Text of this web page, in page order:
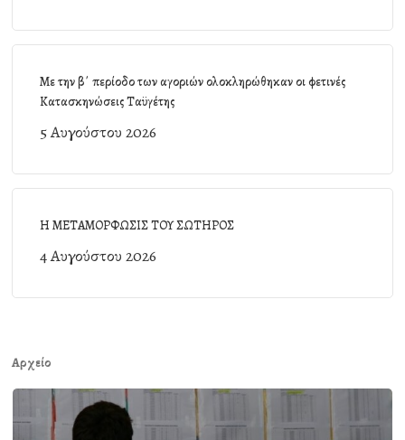
Με την β΄ περίοδο των αγοριών ολοκληρώθηκαν οι φετινές
Κατασκηνώσεις Ταϋγέτης
5 Αυγούστου 2026
Η ΜΕΤΑΜΟΡΦΩΣΙΣ ΤΟΥ ΣΩΤΗΡΟΣ
4 Αυγούστου 2026
Αρχείο